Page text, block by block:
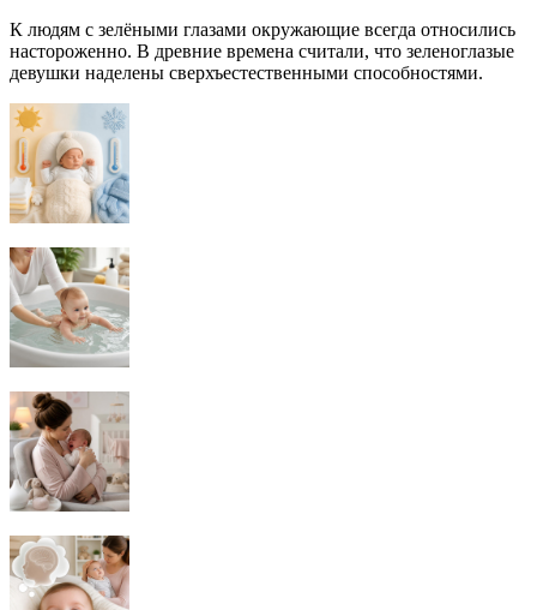
К людям с зелёными глазами окружающие всегда относились
настороженно. В древние времена считали, что зеленоглазые
девушки наделены сверхъестественными способностями.